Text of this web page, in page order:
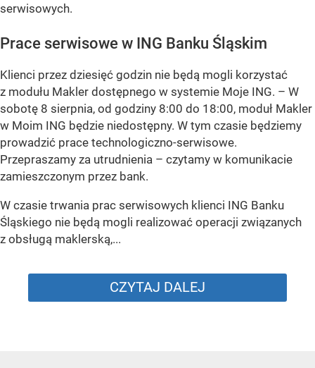
serwisowych.
Prace serwisowe w ING Banku Śląskim
Klienci przez dziesięć godzin nie będą mogli korzystać
z modułu Makler dostępnego w systemie Moje ING. – W
sobotę 8 sierpnia, od godziny 8:00 do 18:00, moduł Makler
w Moim ING będzie niedostępny. W tym czasie będziemy
prowadzić prace technologiczno-serwisowe.
Przepraszamy za utrudnienia – czytamy w komunikacie
zamieszczonym przez bank.
W czasie trwania prac serwisowych klienci ING Banku
Śląskiego nie będą mogli realizować operacji związanych
z obsługą maklerską,...
CZYTAJ DALEJ